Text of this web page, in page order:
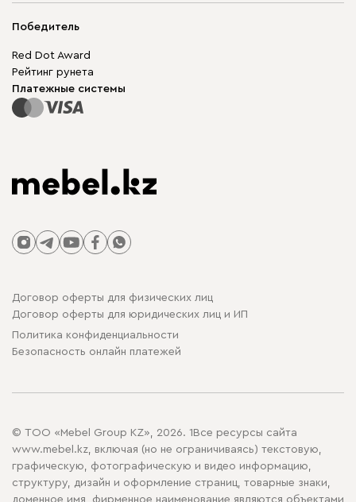
Гарантия
Карта сайта
Корпусная мебель
Модульная мебель
Столы и стулья
Победитель
Red Dot Award
Рейтинг рунета
Платежные системы
Договор оферты для физических лиц
Договор оферты для юридических лиц и ИП
Политика конфиденциальности
Безопасность онлайн платежей
© ТОО «Mebel Group KZ», 2026. 1Все ресурсы сайта
www.mebel.kz, включая (но не ограничиваясь) текстовую,
графическую, фотографическую и видео информацию,
структуру, дизайн и оформление страниц, товарные знаки,
доменное имя, фирменное наименование являются объектами